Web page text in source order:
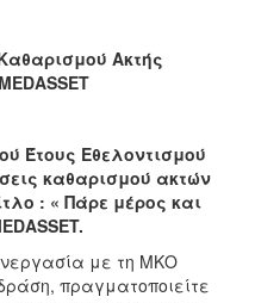
Ακτής
MEDASSET
Έτους Εθελοντισμού
καθαρισμού ακτών
: « Πάρε μέρος και
.
με τη ΜΚΟ
πραγματοποιείτε